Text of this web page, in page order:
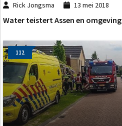
Rick Jongsma 13 mei 2018
Water teistert Assen en omgeving
112